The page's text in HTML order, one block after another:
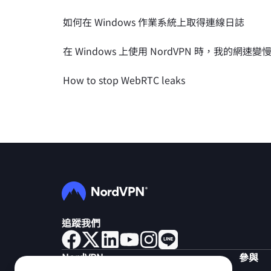
如何在 Windows 作業系統上取得連線日誌
在 Windows 上使用 NordVPN 時，我的網速變
How to stop WebRTC leaks
追蹤我們
NordVPN 參與